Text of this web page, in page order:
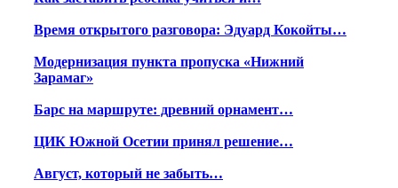
Время открытого разговора: Эдуард Кокойты…
Модернизация пункта пропуска «Нижний
Зарамаг»
Барс на маршруте: древний орнамент…
ЦИК Южной Осетии принял решение…
Август, который не забыть…